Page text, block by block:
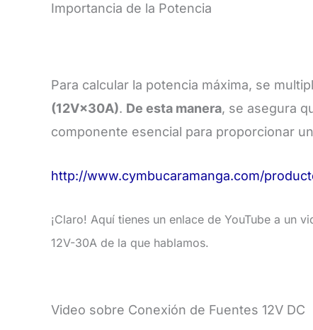
Importancia de la Potencia
Para calcular la potencia máxima, se
(12V×30A). De esta manera, se asegura
componente esencial para proporcionar
http://www.cymbucaramanga.com/
¡Claro! Aquí tienes un enlace de YouTube a un
12V-30A de la que hablamos.
Video sobre Conexión de Fuentes 12V DC